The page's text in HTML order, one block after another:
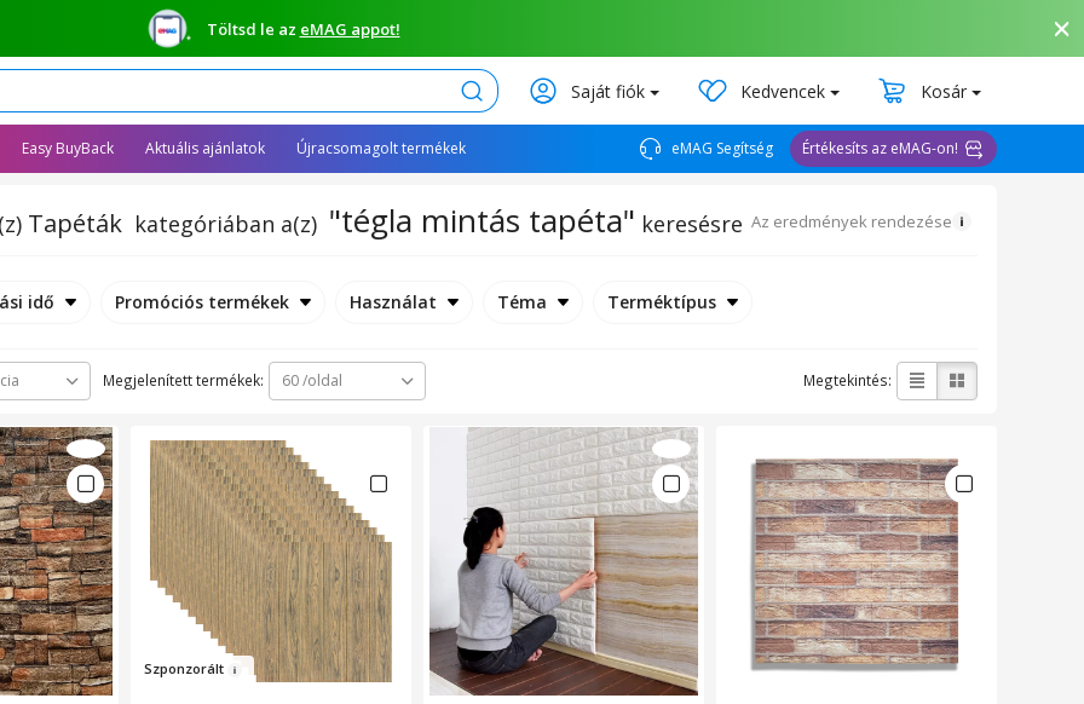
Töltsd le az eMAG appot!
Keresés Saját fiók Kedvencek Kosár
Easy BuyBack Aktuális ajánlatok Újracsomagolt termékek eMAG Segítség Értékesíts az eMAG-on!
Tapéták kategóriában a(z) "tégla mintás tapéta" keresésre Az eredmények rendezése
idő Promóciós termékek Használat Téma Terméktípus
Megjelenített termékek: 60 /oldal Megtekintés:
Szponzorált